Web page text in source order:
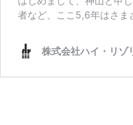
者など、ここ5,6年はさ
株式会社ハイ・リゾ